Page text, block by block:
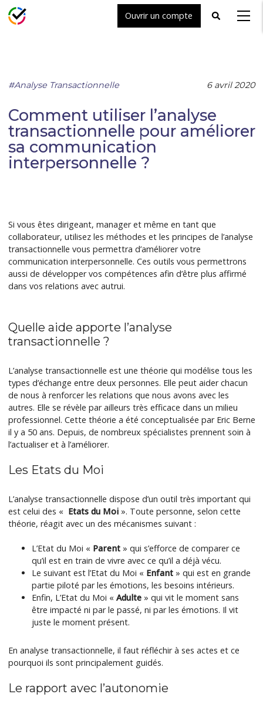
Ouvrir un compte Toggle
#Analyse Transactionnelle 6 avril 2020
Comment utiliser l’analyse
transactionnelle pour améliorer
sa communication
interpersonnelle ?
Si vous êtes dirigeant, manager et même en tant que
collaborateur, utilisez les méthodes et les principes de l’analyse
transactionnelle vous permettra d’améliorer votre
communication interpersonnelle. Ces outils vous permettrons
aussi de développer vos compétences afin d’être plus affirmé
dans vos relations avec autrui.
Quelle aide apporte l’analyse
transactionnelle ?
L’analyse transactionnelle est une théorie qui modélise tous les
types d’échange entre deux personnes. Elle peut aider chacun
de nous à renforcer les relations que nous avons avec les
autres. Elle se révèle par ailleurs très efficace dans un milieu
professionnel. Cette théorie a été conceptualisée par Eric Berne
il y a 50 ans. Depuis, de nombreux spécialistes prennent soin à
l’actualiser et à l’améliorer.
Les Etats du Moi
L’analyse transactionnelle dispose d’un outil très important qui
est celui des « Etats du Moi ». Toute personne, selon cette
théorie, réagit avec un des mécanismes suivant :
L’Etat du Moi « Parent » qui s’efforce de comparer ce
qu’il est en train de vivre avec ce qu’il a déjà vécu.
Le suivant est l’Etat du Moi « Enfant » qui est en grande
partie piloté par les émotions, les besoins intérieurs.
Enfin, L’Etat du Moi « Adulte » qui vit le moment sans
être impacté ni par le passé, ni par les émotions. Il vit
juste le moment présent.
En analyse transactionnelle, il faut réfléchir à ses actes et ce
pourquoi ils sont principalement guidés.
Le rapport avec l’autonomie